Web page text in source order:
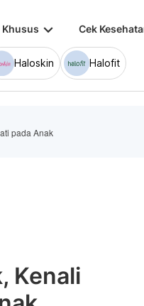
Khusus keyboard_arrow_down Cek
Haloskin Halofit
pada Anak
Kenali